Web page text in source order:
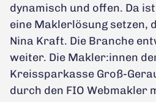
dynamisch und offen. Da
eine Maklerlösung setzen,
Nina Kraft. Die Branche
weiter. Die Makler:innen
Kreissparkasse Groß-
durch den FIO Webmakler